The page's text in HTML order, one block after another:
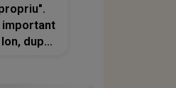
important
după